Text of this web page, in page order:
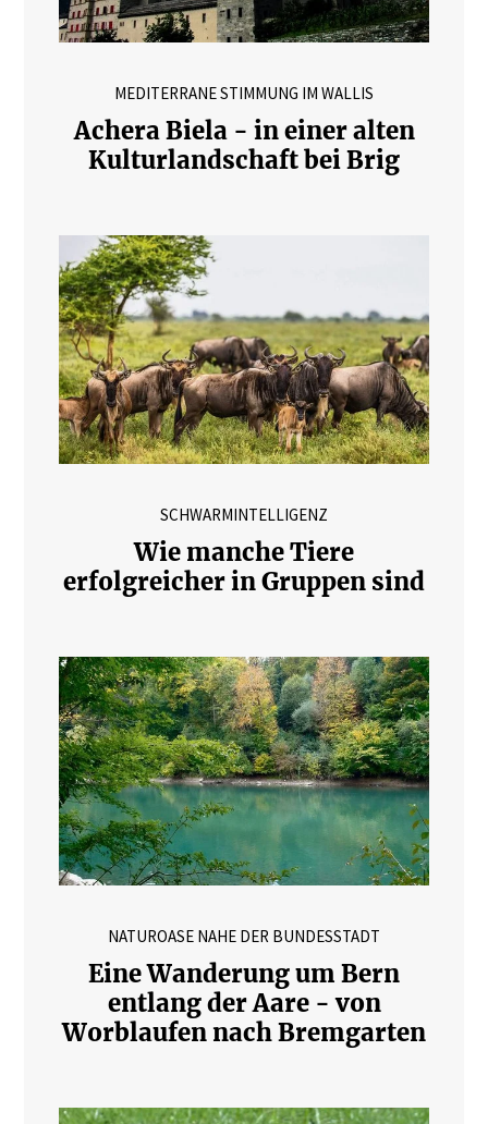
MEDITERRANE STIMMUNG IM WALLIS
Achera Biela - in einer alten
Kulturlandschaft bei Brig
SCHWARMINTELLIGENZ
Wie manche Tiere
erfolgreicher in Gruppen sind
NATUROASE NAHE DER BUNDESSTADT
Eine Wanderung um Bern
entlang der Aare - von
Worblaufen nach Bremgarten